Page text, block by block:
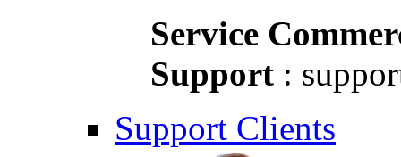
Service
Support :
Support Clients